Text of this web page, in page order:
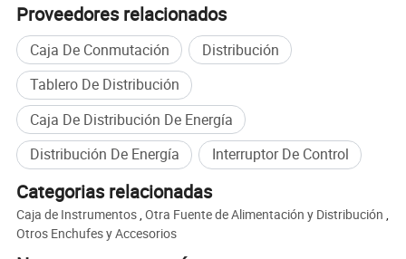
Proveedores relacionados
Caja De Conmutación
Distribución
Tablero De Distribución
Caja De Distribución De Energía
Distribución De Energía
Interruptor De Control
Categorias relacionadas
Caja de Instrumentos,Otra Fuente de Alimentación y Distribución ,
Otros Enchufes y Accesorios